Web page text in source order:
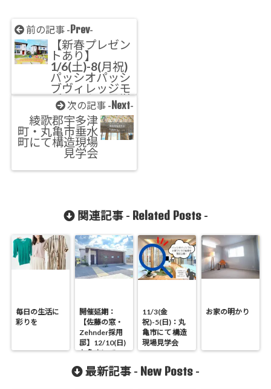
前の記事 - Prev-
【新春プレゼン
トあり】
1/6(土)-8(月祝)
パッシオパッシ
ブヴィレッジモ
デルハウス見学
会&分譲地販売
会
次の記事 - Next-
綾歌郡宇多津
町・丸亀市垂水
町にて構造現場
見学会
関連記事 - Related Posts-
毎日の生活に
彩りを
開催延期：
【佐藤の窓・
Zehnder採用
邸】12/10(日)
丸亀市にて
「トニカクナ
ガメノヨイ平
11/3(金
祝)-5(日)：丸
亀市にて 構造
現場見学会
お家の明かり
最新記事 - New Posts -